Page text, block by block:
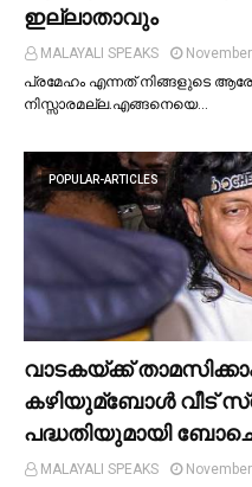
ഇല്ലാതാവും
MALAYALI SPEAKS
പ്രമേഹം എന്നത് നിങ്ങളുടെ
നിസ്സാരമല്ല.എങ്ങനെയെ…
POPULAR-ARTICLES
വാടകയ്ക്ക്
കഴിയുമ്ബോള്‍ വീട്
പദ്ധതിയുമായി
MALAYALI SPEAKS